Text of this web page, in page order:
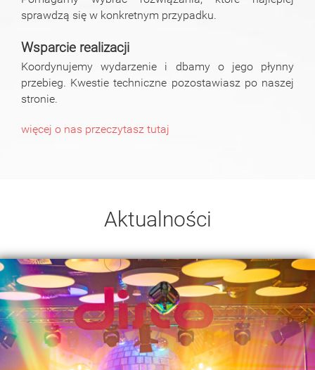
sprawdzą się w konkretnym przypadku.
Wsparcie realizacji
Koordynujemy wydarzenie i dbamy o jego płynny
przebieg. Kwestie techniczne pozostawiasz po naszej
stronie.
więcej o nas przeczytasz tutaj
Aktualności